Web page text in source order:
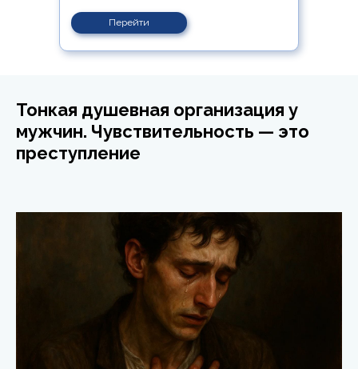
Перейти
Тонкая душевная организация у
мужчин. Чувствительность — это
преступление